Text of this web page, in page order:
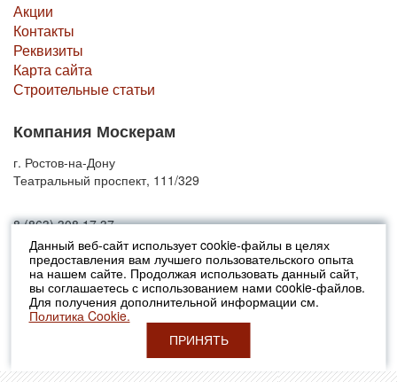
Данный веб-сайт использует cookie-файлы в целях
предоставления вам лучшего пользовательского опыта
на нашем сайте. Продолжая использовать данный сайт,
вы соглашаетесь с использованием нами cookie-файлов.
Для получения дополнительной информации см.
Политика Cookie.
ПРИНЯТЬ
Акции
Контакты
Реквизиты
Карта сайта
Строительные статьи
Компания Москерам
г. Ростов-на-Дону
Театральный проспект, 111/329
8 (863) 308 17 37
© 2010-2026 Москерам
Указанные на сайте цены не являются публичной офертой (ст.435 ГК
РФ).
Стоимость и наличие товара просьба уточнять в офисах продаж....